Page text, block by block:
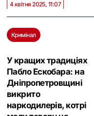
4 квітня 2025, 11:07
Кримінал
У кращих традиціях
Пабло Ескобара: на
Дніпропетровщині
викрито
наркодилерів, котрі